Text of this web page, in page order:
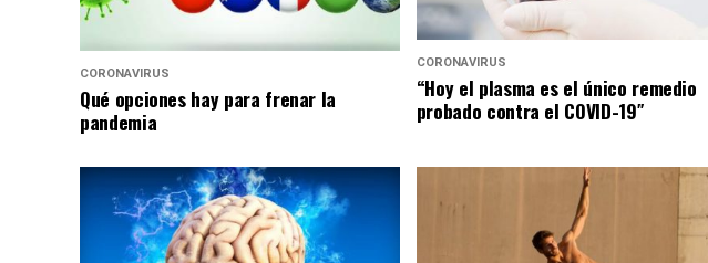
CORONAVIRUS
Qué opciones hay para frenar la
pandemia
CORONAVIRUS
“Hoy el plasma es el único remedio
probado contra el COVID-19″